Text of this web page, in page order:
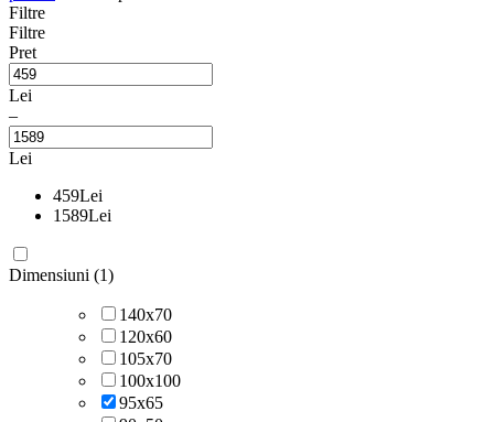
Filtre
Filtre
Pret
Lei
–
Lei
459Lei
1589Lei
Dimensiuni (1)
140x70
120x60
105x70
100x100
95x65